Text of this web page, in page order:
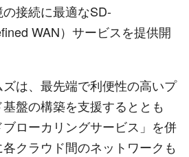
接続に最適なSD-
WAN）サービスを提供開
は、最先端で利便性の高いプ
盤の構築を支援するととも
ローカリングサービス」を併
クラウド間のネットワークも